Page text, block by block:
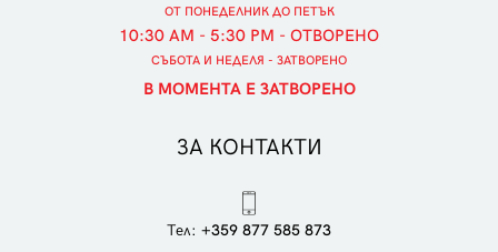
ОТ ПОНЕДЕЛНИК ДО ПЕТЪК
10:30 AM - 5:30 PM - ОТВОРЕНО
СЪБОТА И НЕДЕЛЯ - ЗАТВОРЕНО
В МОМЕНТА Е ЗАТВОРЕНО
ЗА КОНТАКТИ
Тел: +359 877 585 873